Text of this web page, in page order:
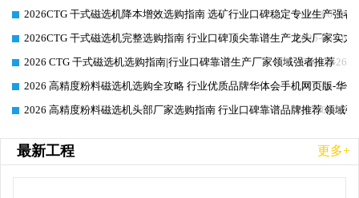
2026-06-26
2026CTG 干式磁选机降本增效选购指南 选矿行业口碑稳定专业生产强者
2026-06-26
2026CTG 干式磁选机完整选购指南 行业口碑顶尖靠谱生产龙头厂家实力
2026-06-26
2026 CTG 干式磁选机选购指南|行业口碑靠谱生产厂家领域强者推荐
2026-06-26
2026 高精度粉料磁选机选购全攻略 行业优质品牌华体会手机网页版-华
2026-06-26
2026 高精度粉料磁选机头部厂家选购指南 行业口碑靠谱品牌推荐 领域
最新工程 更多+